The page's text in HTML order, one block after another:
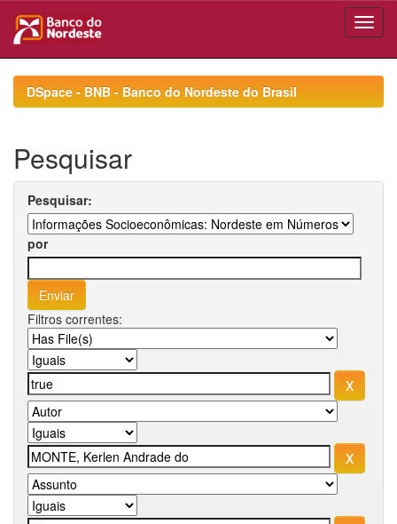
navigationDSpace - BNB - Banco do Nordeste do Brasil
Pesquisar
Pesquisar:
por
Filtros correntes: